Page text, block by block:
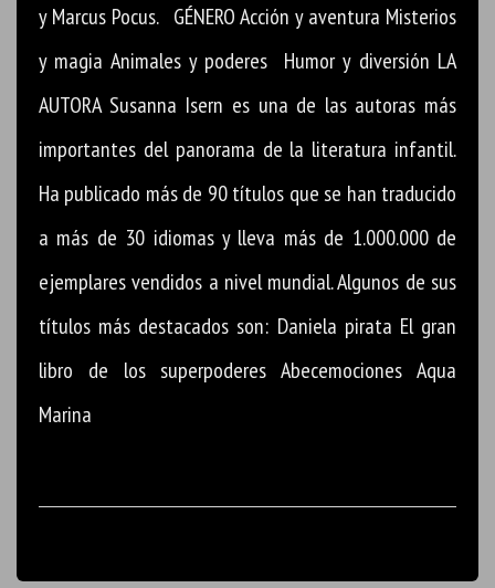
y Marcus Pocus. GÉNERO Acción y aventura Misterios
y magia Animales y poderes Humor y diversión LA
AUTORA Susanna Isern es una de las autoras más
importantes del panorama de la literatura infantil.
Ha publicado más de 90 títulos que se han traducido
a más de 30 idiomas y lleva más de 1.000.000 de
ejemplares vendidos a nivel mundial. Algunos de sus
títulos más destacados son: Daniela pirata El gran
libro de los superpoderes Abecemociones Aqua
Marina